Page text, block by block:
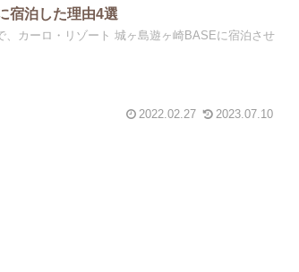
宿泊した理由4選
カーロ・リゾート 城ヶ島遊ヶ崎BASEに宿泊させ
2022.02.27 2023.07.10